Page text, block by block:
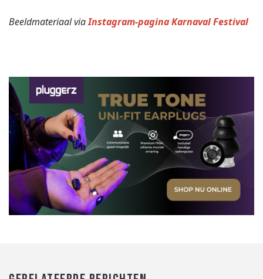
Beeldmateriaal viaInstagram-pagina Karnaval Festival